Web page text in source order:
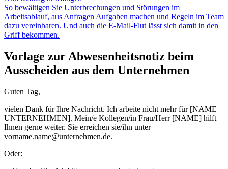
So bewältigen Sie Unterbrechungen und Störungen im
Arbeitsablauf, aus Anfragen Aufgaben machen und Regeln im Team
dazu vereinbaren. Und auch die E-Mail-Flut lässt sich damit in den
Griff bekommen.
Vorlage zur Abwesenheitsnotiz beim
Ausscheiden aus dem Unternehmen
Guten Tag,
vielen Dank für Ihre Nachricht. Ich arbeite nicht mehr für [NAME
UNTERNEHMEN]. Mein/e Kollegen/in Frau/Herr [NAME] hilft
Ihnen gerne weiter. Sie erreichen sie/ihn unter
vorname.name@unternehmen.de.
Oder: